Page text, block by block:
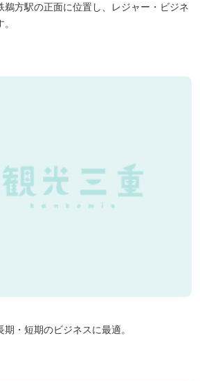
方駅の正面に位置し、レジャー・ビジネ
・短期のビジネスに最適。